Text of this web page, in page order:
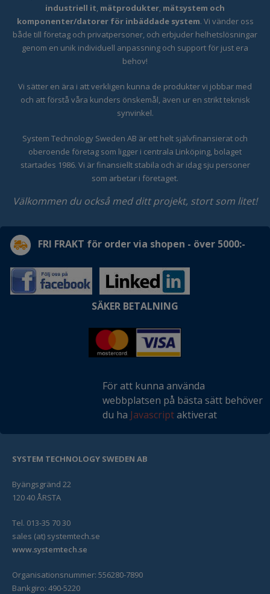
industriell it, mätprodukter, mätsystem och
komponenter/datorer för inbäddade system. Vi vänder oss
både till företag och privatpersoner, och erbjuder helhetslösningar
genom en unik individuell anpassning och support för just era
behov!
Vi sätter en ära i att verkligen kunna de produkter vi jobbar med
och att förstå våra kunders önskemål, även ur en strikt teknisk
synvinkel.
System Technology Sweden AB är ett helt självfinansierat och
oberoende företag som ligger i centrala Linköping, bolaget
startades 1986. Vi är finansiellt stabila och är idag sju personer
som arbetar i företaget.
Välkommen du också med ditt projekt, stort som litet!
FRI FRAKT för order via shopen - över 5000:-
SÄKER BETALNING
För att kunna använda
webbplatsen på bästa sätt behöver
du ha Javascriptaktiverat
SYSTEM TECHNOLOGY SWEDEN AB
Byängsgränd 22
120 40 ÅRSTA
Tel. 013-35 70 30
sales (at) systemtech.se
www.systemtech.se
Organisationsnummer: 556280-7890
Bankgiro: 490-5220